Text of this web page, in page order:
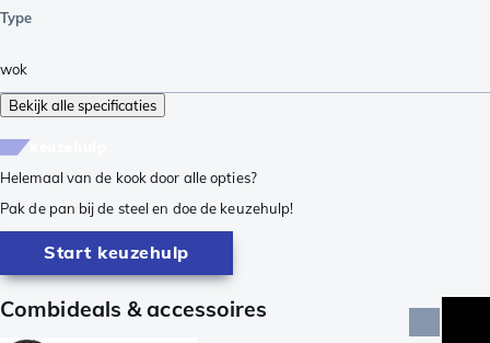
Type
wok
Bekijk alle specificaties
Helemaal van de kook door alle opties?
Pak de pan bij de steel en doe de keuzehulp!
Start keuzehulp
Combideals & accessoires